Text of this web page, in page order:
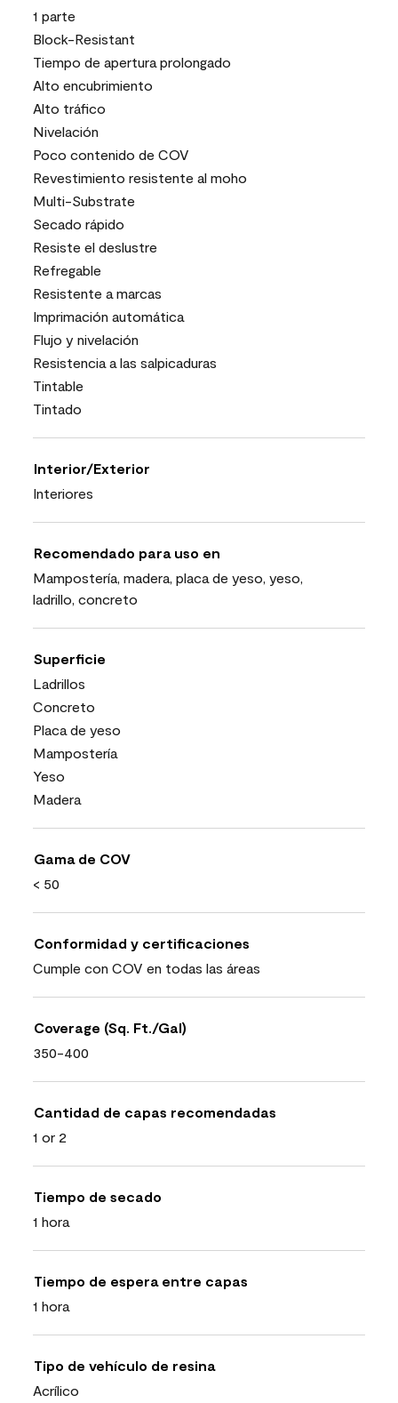
1 parte
Block-Resistant
Tiempo de apertura prolongado
Alto encubrimiento
Alto tráfico
Nivelación
Poco contenido de COV
Revestimiento resistente al moho
Multi-Substrate
Secado rápido
Resiste el deslustre
Refregable
Resistente a marcas
Imprimación automática
Flujo y nivelación
Resistencia a las salpicaduras
Tintable
Tintado
Interior/Exterior
Interiores
Recomendado para uso en
Mampostería, madera, placa de yeso, yeso,
ladrillo, concreto
Superficie
Ladrillos
Concreto
Placa de yeso
Mampostería
Yeso
Madera
Gama de COV
< 50
Conformidad y certificaciones
Cumple con COV en todas las áreas
Coverage (Sq. Ft./Gal)
350-400
Cantidad de capas recomendadas
1 or 2
Tiempo de secado
1 hora
Tiempo de espera entre capas
1 hora
Tipo de vehículo de resina
Acrílico